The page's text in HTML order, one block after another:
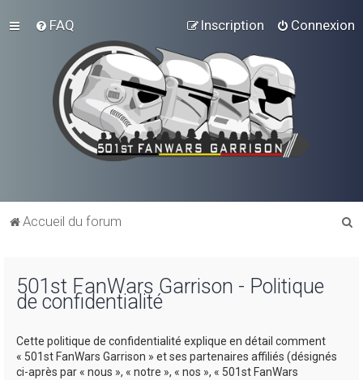
FAQ Connexion
Inscription
Accueil du forum
501st FanWars Garrison - Politique
de confidentialité
Cette politique de confidentialité explique en détail comment
« 501st FanWars Garrison » et ses partenaires affiliés (désignés
ci-après par « nous », « notre », « nos », « 501st FanWars